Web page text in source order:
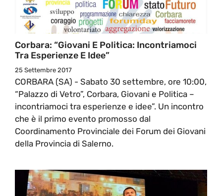
Corbara: “Giovani E Politica: Incontriamoci
Tra Esperienze E Idee”
25 Settembre 2017
CORBARA (SA) - Sabato 30 settembre, ore 10:00,
“Palazzo di Vetro”, Corbara, Giovani e Politica –
incontriamoci tra esperienze e idee”. Un incontro
che è il primo evento promosso dal
Coordinamento Provinciale dei Forum dei Giovani
della Provincia di Salerno.